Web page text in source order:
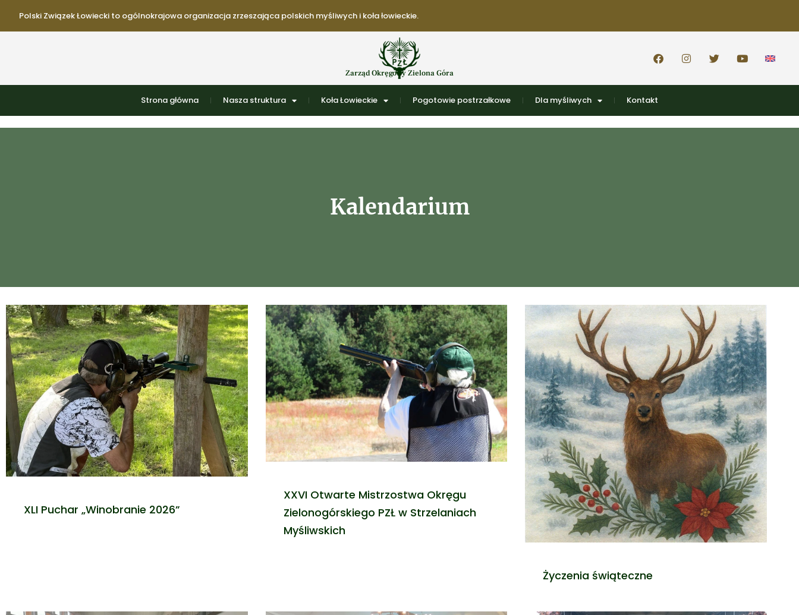
Polski Związek Łowiecki to ogólnokrajowa organizacja zrzeszająca polskich myśliwych i koła łowieckie.
Zarząd Okręgowy Zielona Góra
Strona główna Nasza struktura Koła Łowieckie Pogotowie postrzałkowe Dla myśliwych Kontakt
Kalendarium
XLI Puchar „Winobranie 2026”
XXVI Otwarte Mistrzostwa Okręgu
Zielonogórskiego PZŁ w Strzelaniach
Myśliwskich
Życzenia świąteczne